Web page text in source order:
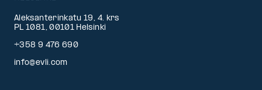
Aleksanterinkatu 19, 4. krs
PL 1081, 00101 Helsinki
+358 9 476 690
info@evli.com